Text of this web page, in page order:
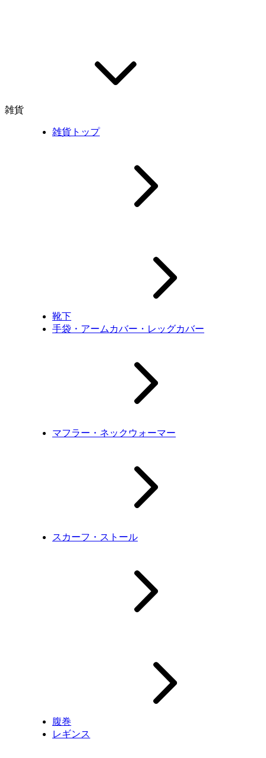
雑貨
雑貨トップ
靴下
手袋・アームカバー・レッグカバー
マフラー・ネックウォーマー
スカーフ・ストール
腹巻
レギンス